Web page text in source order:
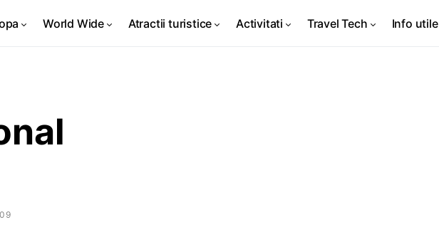
World Wide Atractii turistice Activitati Travel Tech Info utile